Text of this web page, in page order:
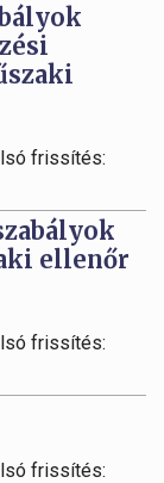
frissítés:
ellenőr
frissítés:
frissítés: